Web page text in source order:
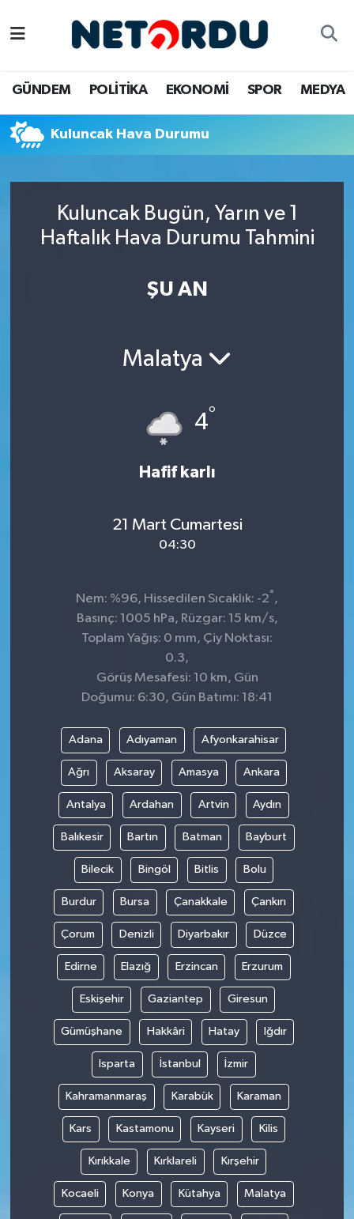
GÜNDEM POLİTİKA EKONOMİ SPOR MEDYA
Kuluncak Hava Durumu
Kuluncak Bugün, Yarın ve 1
Haftalık Hava Durumu Tahmini
ŞU AN
Malatya
4°
Hafif karlı
21 Mart Cumartesi
04:30
Nem: %96, Hissedilen Sıcaklık: -2° ,
Basınç: 1005 hPa, Rüzgar: 15 km/s,
Toplam Yağış: 0 mm, Çiy Noktası:
0.3,
Görüş Mesafesi: 10 km, Gün
Doğumu: 6:30, Gün Batımı: 18:41
Adana Adıyaman Afyonkarahisar
Ağrı Aksaray Amasya Ankara
Antalya Ardahan Artvin Aydın
Balıkesir Bartın Batman Bayburt
Bilecik Bingöl Bitlis Bolu
Burdur Bursa Çanakkale Çankırı
Çorum Denizli Diyarbakır Düzce
Edirne Elazığ Erzincan Erzurum
Eskişehir Gaziantep Giresun
Gümüşhane Hakkâri Hatay Iğdır
Isparta İstanbul İzmir
Kahramanmaraş Karabük Karaman
Kars Kastamonu Kayseri Kilis
Kırıkkale Kırklareli Kırşehir
Kocaeli Konya Kütahya Malatya
DÜNYA
EĞİTİM
EKONOMİ
POLİTİKA
SAĞLIK
SPOR
TARIM
TEKNOLOJİ
TURİZM
VİDEO HABER
YAŞAM
Namaz Vakitleri
Trafik Durumu
Süper Lig Puan Durumu ve Fikstür
Son Dakika Haberleri